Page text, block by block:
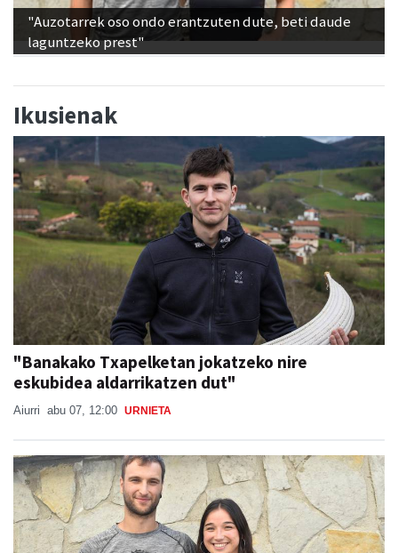
"Auzotarrek oso ondo erantzuten dute, beti daude
laguntzeko prest"
Ikusienak
"Banakako Txapelketan jokatzeko nire
eskubidea aldarrikatzen dut"
Aiurri abu 07, 12:00 URNIETA